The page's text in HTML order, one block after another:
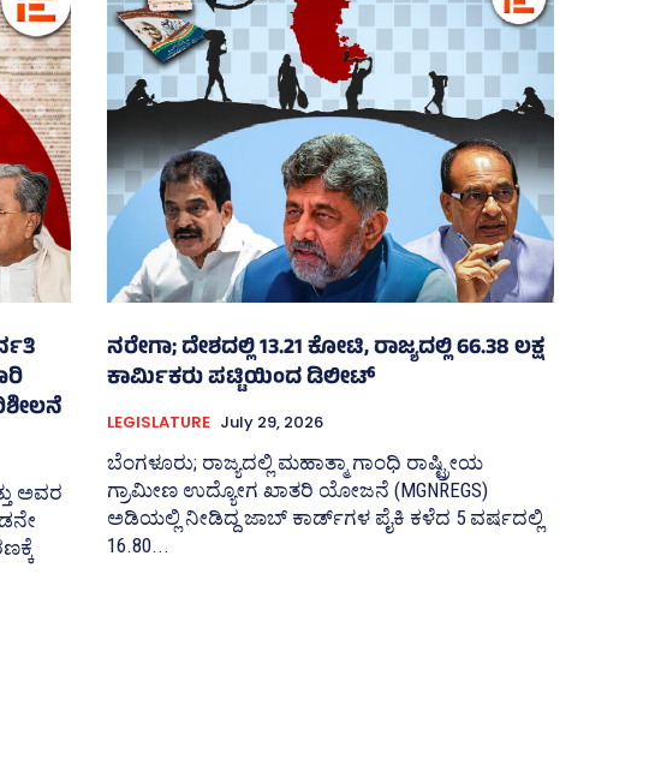
ಅವರ
ನರೇಗಾ; ದೇಶದಲ್ಲಿ 13.21 ಕೋಟಿ, ರಾಜ್ಯದಲ್ಲಿ 66.38 ಲಕ್ಷ
ಕಾರ್ಮಿಕರು ಪಟ್ಟಿಯಿಂದ ಡಿಲೀಟ್
LEGISLATURE July 29, 2026
ಬೆಂಗಳೂರು; ರಾಜ್ಯದಲ್ಲಿ ಮಹಾತ್ಮಾ ಗಾಂಧಿ ರಾಷ್ಟ್ರೀಯ
ಗ್ರಾಮೀಣ ಉದ್ಯೋಗ ಖಾತರಿ ಯೋಜನೆ (MGNREGS)
ಅಡಿಯಲ್ಲಿ ನೀಡಿದ್ದ ಜಾಬ್‌ ಕಾರ್ಡ್‌ಗಳ ಪೈಕಿ ಕಳೆದ 5 ವರ್ಷದಲ್ಲಿ
16.80...